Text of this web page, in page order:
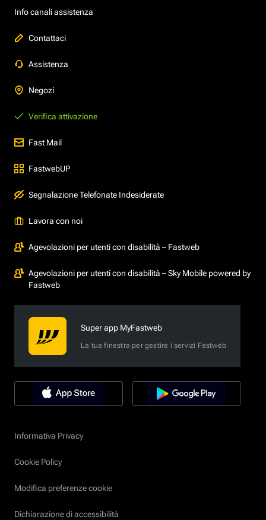
Info canali assistenza
Contattaci
Assistenza
Negozi
Verifica attivazione
Fast Mail
FastwebUP
Segnalazione Telefonate Indesiderate
Lavora con noi
Agevolazioni per utenti con disabilità – Fastweb
Agevolazioni per utenti con disabilità – Sky Mobile powered by
Fastweb
Super app MyFastweb
La tua finestra per gestire i servizi Fastweb
Informativa Privacy
Cookie Policy
Modifica preferenze cookie
Dichiarazione di accessibilità